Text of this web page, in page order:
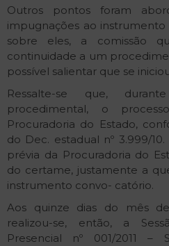
Outros pontos foram
impugnações ao
sobre eles, a comissão
continuidade a um
possível salientar que se
Ressalte-se que,
procedimental, o
Procuradoria do Estado,
do Dec. estadual nº 3.999/
prévia da Procuradoria do
do certame, justamente a
instrumento convo- catório.
Aos quinze dias do mês
realizou-se, então, a
Presencial nº 001/2011 –